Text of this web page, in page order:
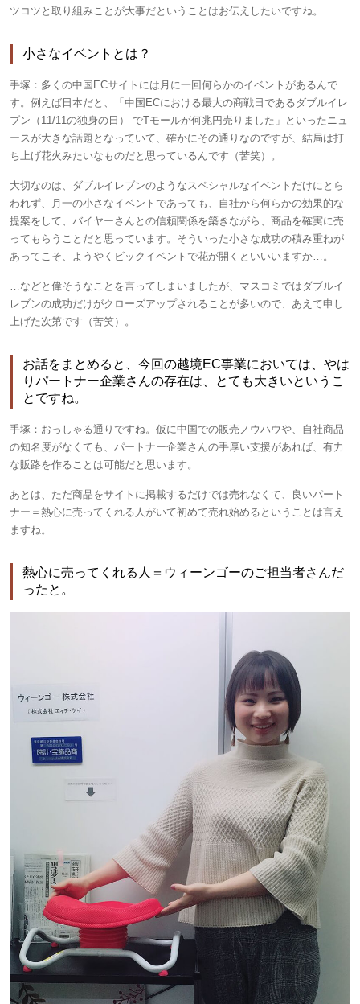
ツコツと取り組みことが大事だということはお伝えしたいですね。
小さなイベントとは？
手塚： 多くの中国ECサイトには月に一回何らかのイベントがあるんで
す。例えば日本だと、「中国ECにおける最大の商戦日であるダブルイレ
ブン（11/11の独身の日） でTモールが何兆円売りました」といったニュ
ースが大きな話題となっていて、確かにその通りなのですが、結局は打
ち上げ花火みたいなものだと思っているんです（苦笑）。
大切なのは、ダブルイレブンのようなスペシャルなイベントだけにとら
われず、月一の小さなイベントであっても、自社から何らかの効果的な
提案をして、バイヤーさんとの信頼関係を築きながら、商品を確実に売
ってもらうことだと思っています。そういった小さな成功の積み重ねが
あってこそ、ようやくビックイベントで花が開くといいいますか…。
…などと偉そうなことを言ってしまいましたが、マスコミではダブルイ
レブンの成功だけがクローズアップされることが多いので、あえて申し
上げた次第です（苦笑）。
お話をまとめると、今回の越境EC事業においては、やは
りパートナー企業さんの存在は、とても大きいというこ
とですね。
手塚： おっしゃる通りですね。仮に中国での販売ノウハウや、自社商品
の知名度がなくても、パートナー企業さんの手厚い支援があれば、有力
な販路を作ることは可能だと思います。
あとは、ただ商品をサイトに掲載するだけでは売れなくて、良いパート
ナー＝熱心に売ってくれる人がいて初めて売れ始めるということは言え
ますね。
熱心に売ってくれる人＝ウィーンゴーのご担当者さんだ
ったと。